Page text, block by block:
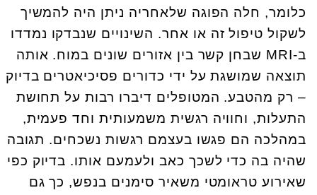
כלומר, חלה הפוגה שלאחריה ניתן היה להמשיך
לשקול טיפול זה או אחר. השינויים שנבדקו נמדדו
ב-MRI שבחן קשר בין אזורים שונים במוח. אותה
תוצאה שמושגת על ידי כדורים פסיכיאטרים בדיוק
– רק מהטבע. המטופלים דיברו רבות על תחושת
התעלות, וחוויה רגשית משמעותית וחד פעמית,
במהלכה הם פגשו בעצמם רגשות נשכחים. תגובה
שהיה בה כדי לשכך כאב ולעמעם אותו. בדיוק כפי
שאירוע טראומטי משאיר סימנים בנפש, כך גם